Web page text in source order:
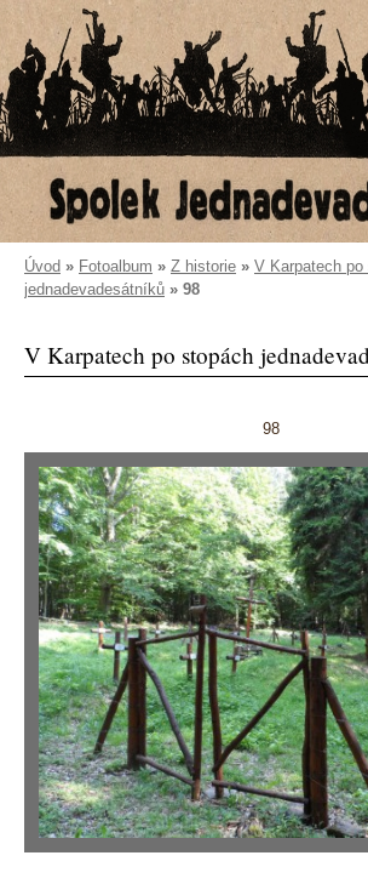
Úvod » Fotoalbum » Z historie » V Karpatech po
jednadevadesátníků » 98
V Karpatech po stopách
98